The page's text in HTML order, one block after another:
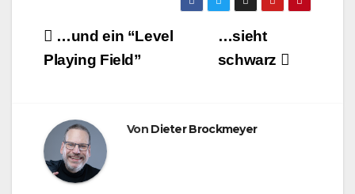
Beitragsnavigation
…sieht
schwarz
…und ein “Level
Playing Field”
Von Dieter Brockmeyer